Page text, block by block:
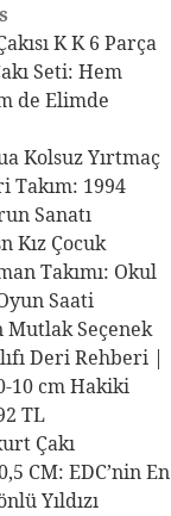
K K 6 Parça
Seti: Hem
de Elimde
Kolsuz Yırtmaç
Takım: 1994
Sanatı
Kız Çocuk
Takımı: Okul
Saati
Seçenek
Deri Rehberi |
10 cm Hakiki
TL
Çakı
CM: EDC’nin En
Yıldızı